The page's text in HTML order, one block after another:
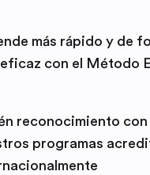
más rápido y de
eficaz con el Método
reconocimiento con
programas